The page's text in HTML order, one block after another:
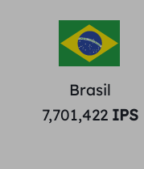
Brasil
7,701,422 IPS